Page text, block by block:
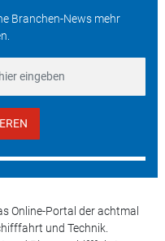
Branchen-News mehr
Online-Portal der achtmal
und Technik.